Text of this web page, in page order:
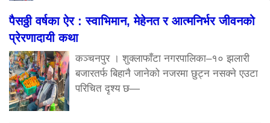
पैसठ्ठी वर्षका ऐर : स्वाभिमान, मेहेनत र आत्मनिर्भर जीवनको
प्रेरणादायी कथा
कञ्चनपुर । शुक्लाफाँटा नगरपालिका–१० झलारी
बजारतर्फ बिहानै जानेको नजरमा छुट्न नसक्ने एउटा
परिचित दृश्य छ—